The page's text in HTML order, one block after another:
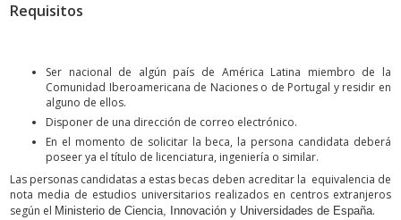
Requisitos
Ser nacional de algún país de América Latina miembro de la
Comunidad Iberoamericana de Naciones o de Portugal y residir en
alguno de ellos.
Disponer de una dirección de correo electrónico.
En el momento de solicitar la beca, la persona candidata deberá
poseer ya el título de licenciatura, ingeniería o similar.
Las personas candidatas a estas becas deben acreditar la equivalencia de
nota media de estudios universitarios realizados en centros extranjeros
según el Ministerio de Ciencia, Innovación y Universidades de España.